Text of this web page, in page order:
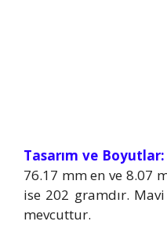
Tasarım ve
76.17 mm en ve 8.07
ise 202 gramdır.
mevcuttur.